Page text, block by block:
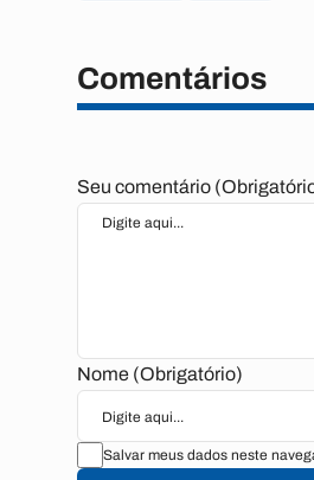
Comentários
Seu comentário
Nome (Obrigatório)
Salvar meus dados neste